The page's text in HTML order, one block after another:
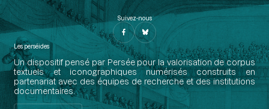
Suivez-nous
Les perséides
Un dispositif pensé par Persée pour la valorisation de corpus
textuels et iconographiques numérisés construits en
partenariat avec des équipes de recherche et des institutions
documentaires.